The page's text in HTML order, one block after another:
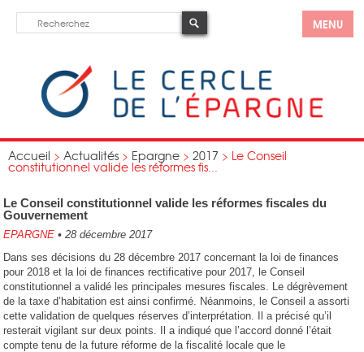
MENU
Accueil > Actualités > Epargne > 2017 > Le Conseil
constitutionnel valide les réformes fis...
Le Conseil constitutionnel valide les réformes fiscales du
Gouvernement
EPARGNE • 28 décembre 2017
Dans ses décisions du 28 décembre 2017 concernant la loi de finances
pour 2018 et la loi de finances rectificative pour 2017, le Conseil
constitutionnel a validé les principales mesures fiscales. Le dégrèvement
de la taxe d’habitation est ainsi confirmé. Néanmoins, le Conseil a assorti
cette validation de quelques réserves d’interprétation. Il a précisé qu’il
resterait vigilant sur deux points. Il a indiqué que l’accord donné l’était
compte tenu de la future réforme de la fiscalité locale que le